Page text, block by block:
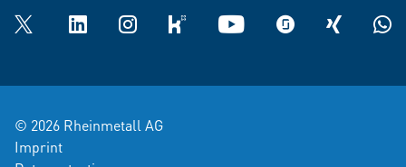
Twitter LinkedInInstagramkununu YouTube glassdoorXING
© 2026 Rheinmetall AG
Imprint